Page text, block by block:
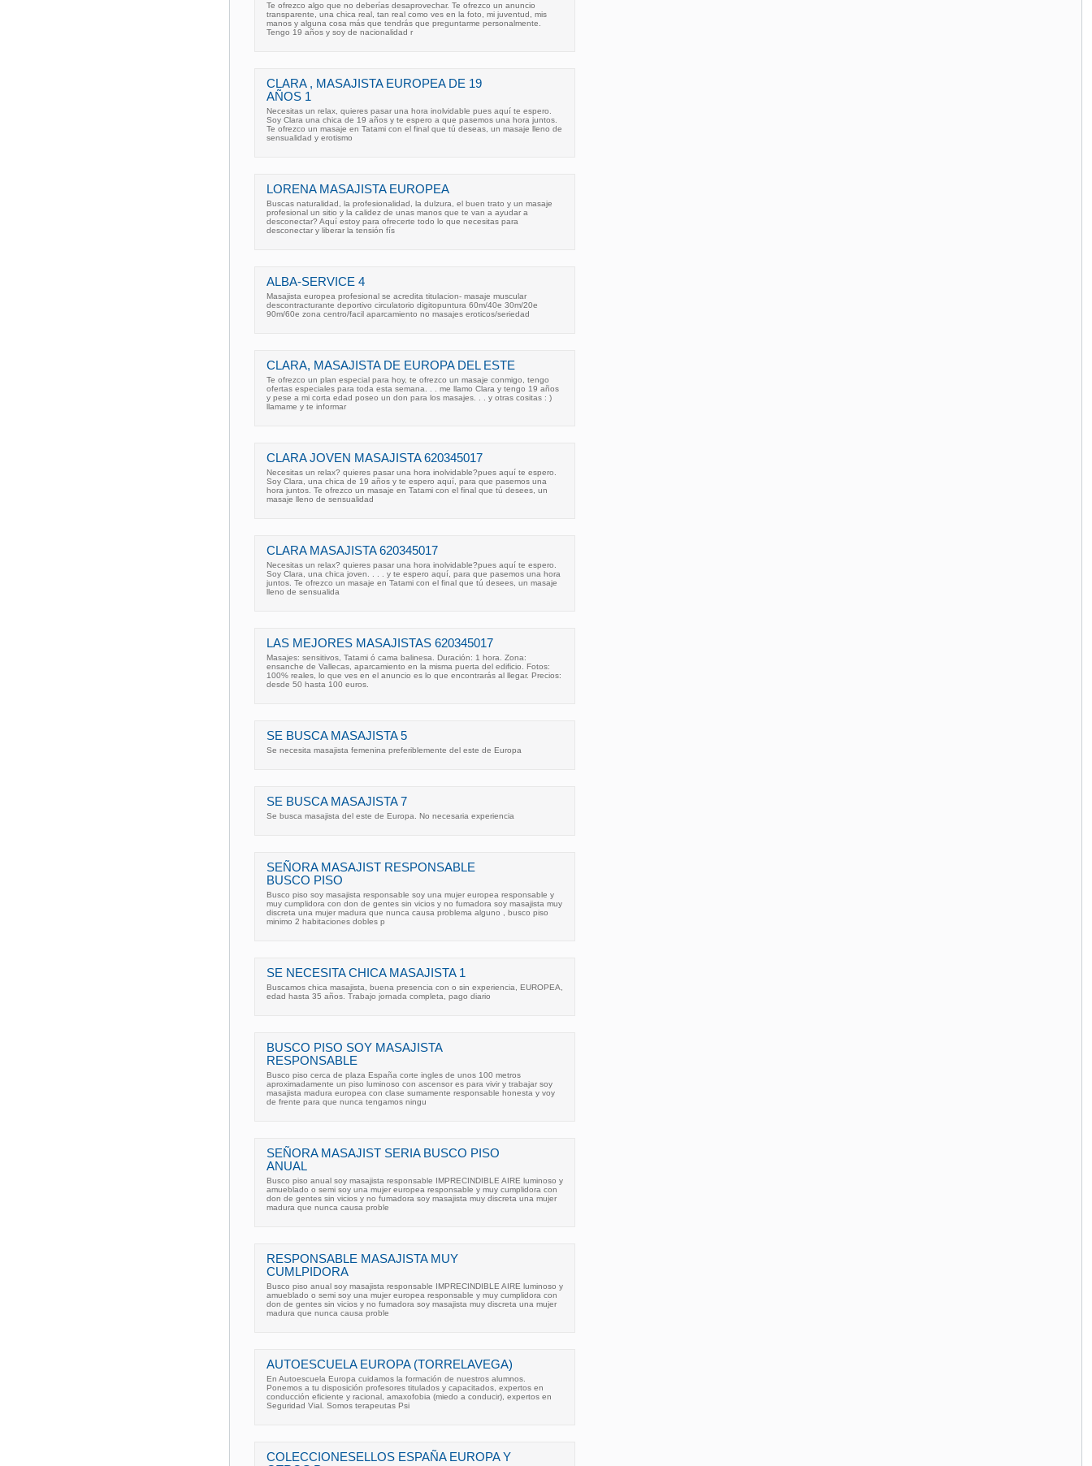
Te ofrezco algo que no deberías desaprovechar. Te ofrezco un anuncio
transparente, una chica real, tan real como ves en la foto, mi juventud, mis
manos y alguna cosa más que tendrás que preguntarme personalmente.
Tengo 19 años y soy de nacionalidad r
CLARA , MASAJISTA EUROPEA DE 19
AÑOS 1
Necesitas un relax, quieres pasar una hora inolvidable pues aquí te espero.
Soy Clara una chica de 19 años y te espero a que pasemos una hora juntos.
Te ofrezco un masaje en Tatami con el final que tú deseas, un masaje lleno de
sensualidad y erotismo
LORENA MASAJISTA EUROPEA
Buscas naturalidad, la profesionalidad, la dulzura, el buen trato y un masaje
profesional un sitio y la calidez de unas manos que te van a ayudar a
desconectar? Aquí estoy para ofrecerte todo lo que necesitas para
desconectar y liberar la tensión fís
ALBA-SERVICE 4
Masajista europea profesional se acredita titulacion- masaje muscular
descontracturante deportivo circulatorio digitopuntura 60m/40e 30m/20e
90m/60e zona centro/facil aparcamiento no masajes eroticos/seriedad
CLARA, MASAJISTA DE EUROPA DEL ESTE
Te ofrezco un plan especial para hoy, te ofrezco un masaje conmigo, tengo
ofertas especiales para toda esta semana. . . me llamo Clara y tengo 19 años
y pese a mi corta edad poseo un don para los masajes. . . y otras cositas : )
llamame y te informar
CLARA JOVEN MASAJISTA 620345017
Necesitas un relax? quieres pasar una hora inolvidable?pues aquí te espero.
Soy Clara, una chica de 19 años y te espero aquí, para que pasemos una
hora juntos. Te ofrezco un masaje en Tatami con el final que tú desees, un
masaje lleno de sensualidad
CLARA MASAJISTA 620345017
Necesitas un relax? quieres pasar una hora inolvidable?pues aquí te espero.
Soy Clara, una chica joven. . . . y te espero aquí, para que pasemos una hora
juntos. Te ofrezco un masaje en Tatami con el final que tú desees, un masaje
lleno de sensualida
LAS MEJORES MASAJISTAS 620345017
Masajes: sensitivos, Tatami ó cama balinesa. Duración: 1 hora. Zona:
ensanche de Vallecas, aparcamiento en la misma puerta del edificio. Fotos:
100% reales, lo que ves en el anuncio es lo que encontrarás al llegar. Precios:
desde 50 hasta 100 euros.
SE BUSCA MASAJISTA 5
Se necesita masajista femenina preferiblemente del este de Europa
SE BUSCA MASAJISTA 7
Se busca masajista del este de Europa. No necesaria experiencia
SEÑORA MASAJIST RESPONSABLE
BUSCO PISO
Busco piso soy masajista responsable soy una mujer europea responsable y
muy cumplidora con don de gentes sin vicios y no fumadora soy masajista muy
discreta una mujer madura que nunca causa problema alguno , busco piso
minimo 2 habitaciones dobles p
SE NECESITA CHICA MASAJISTA 1
Buscamos chica masajista, buena presencia con o sin experiencia, EUROPEA,
edad hasta 35 años. Trabajo jornada completa, pago diario
BUSCO PISO SOY MASAJISTA
RESPONSABLE
Busco piso cerca de plaza España corte ingles de unos 100 metros
aproximadamente un piso luminoso con ascensor es para vivir y trabajar soy
masajista madura europea con clase sumamente responsable honesta y voy
de frente para que nunca tengamos ningu
SEÑORA MASAJIST SERIA BUSCO PISO
ANUAL
Busco piso anual soy masajista responsable IMPRECINDIBLE AIRE luminoso y
amueblado o semi soy una mujer europea responsable y muy cumplidora con
don de gentes sin vicios y no fumadora soy masajista muy discreta una mujer
madura que nunca causa proble
RESPONSABLE MASAJISTA MUY
CUMLPIDORA
Busco piso anual soy masajista responsable IMPRECINDIBLE AIRE luminoso y
amueblado o semi soy una mujer europea responsable y muy cumplidora con
don de gentes sin vicios y no fumadora soy masajista muy discreta una mujer
madura que nunca causa proble
AUTOESCUELA EUROPA (TORRELAVEGA)
En Autoescuela Europa cuidamos la formación de nuestros alumnos.
Ponemos a tu disposición profesores titulados y capacitados, expertos en
conducción eficiente y racional, amaxofobia (miedo a conducir), expertos en
Seguridad Vial. Somos terapeutas Psi
COLECCIONESELLOS ESPAÑA EUROPA Y